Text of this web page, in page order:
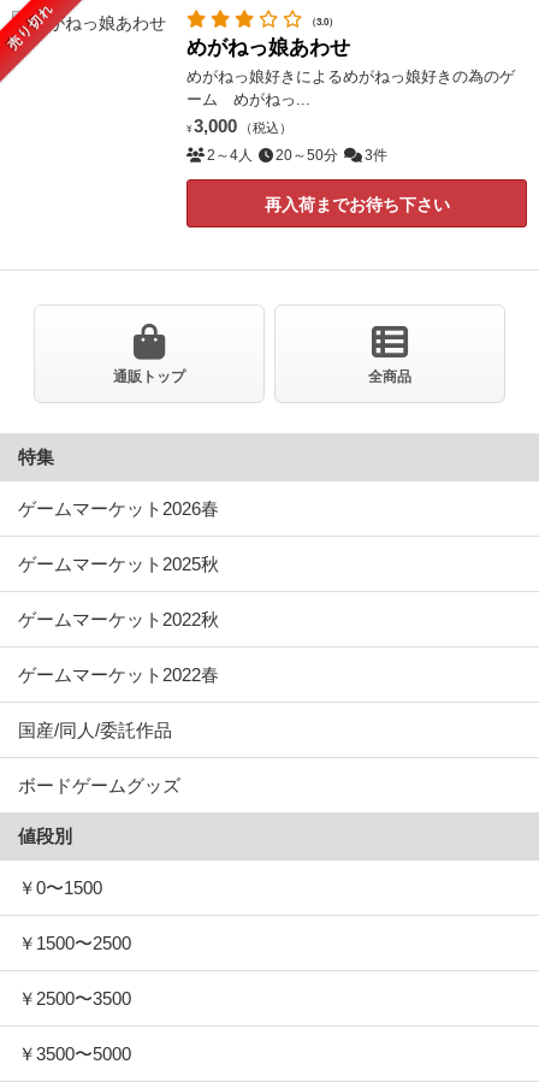
売り切れ （3.0）
めがねっ娘あわせ
めがねっ娘好きによるめがねっ娘好きの為のゲ
ーム めがねっ...
¥ 3,000 （税込）
2～4人 20～50分 3件
再入荷までお待ち下さい
通販トップ 全商品
特集
ゲームマーケット2026春
ゲームマーケット2025秋
ゲームマーケット2022秋
ゲームマーケット2022春
国産/同人/委託作品
ボードゲームグッズ
値段別
￥0〜1500
￥1500〜2500
￥2500〜3500
￥3500〜5000